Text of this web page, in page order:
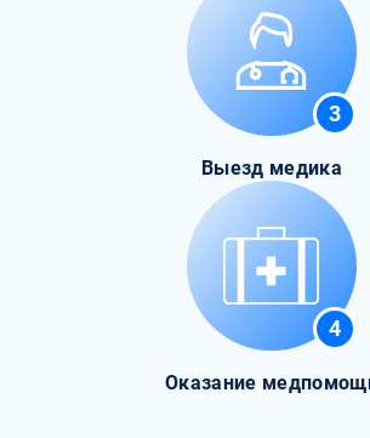
3
Выезд медика
4
Оказание